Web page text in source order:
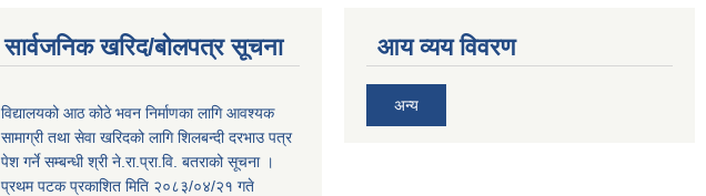
सार्वजनिक खरिद/बोलपत्र सूचना
विद्यालयको आठ कोठे भवन निर्माणका लागि आवश्यक
सामाग्री तथा सेवा खरिदको लागि शिलबन्दी दरभाउ पत्र
पेश गर्ने सम्बन्धी श्री ने.रा.प्रा.वि. बतराको सूचना ।
प्रथम पटक प्रकाशित मिति २०८३/०४/२१ गते
आय व्यय विवरण
अन्य